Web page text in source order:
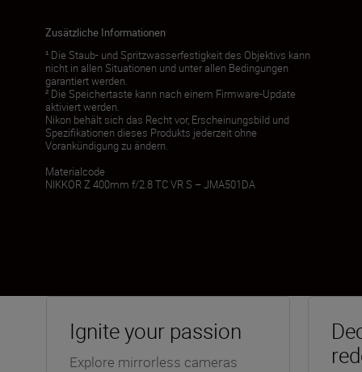
Zusätzliche Informationen
¹ Die Staub- und Spritzwasserfestigkeit des Objektivs kann
nicht in allen Situationen und unter allen Bedingungen
garantiert werden.
² Die Speichertaste kann nach einem Firmware-Update
aktiviert werden.
Nikon behält sich das Recht vor, Erscheinungsbild und
Spezifikationen dieses Produkts jederzeit ohne
Vorankündigung zu ändern.
Materialcode
NIKKOR Z 400mm f/2.8 TC VR S – JMA501DA
Ignite your passion
Explore mirrorless cameras